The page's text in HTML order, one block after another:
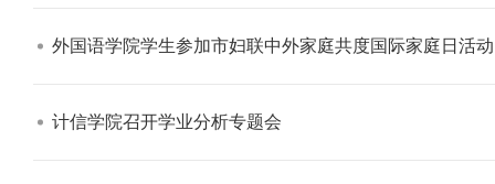
外国语学院学生参加市妇联中外家庭共度国际家庭日活动​
计信学院召开学业分析专题会​